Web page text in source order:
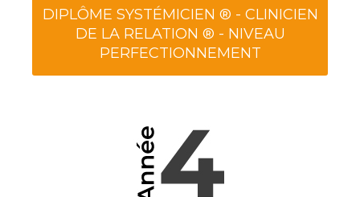
DIPLÔME SYSTÉMICIEN ® - CLINICIEN
DE LA RELATION ® - NIVEAU
PERFECTIONNEMENT